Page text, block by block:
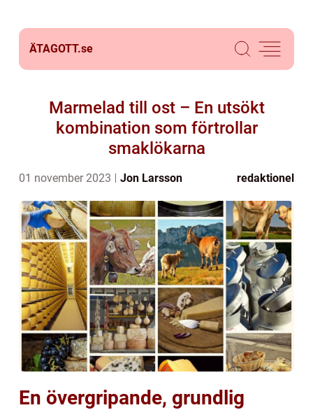
ÄTAGOTT.se
Marmelad till ost – En utsökt
kombination som förtrollar
smaklökarna
01 november 2023 Jon Larsson redaktionel
En övergripande, grundlig